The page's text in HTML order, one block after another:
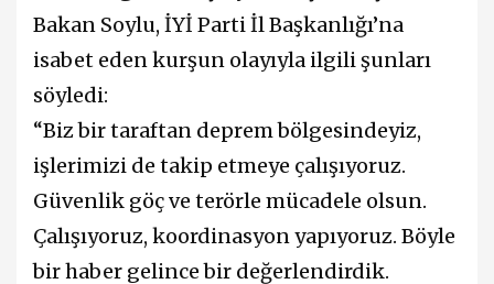
Bakan Soylu, İYİ Parti İl Başkanlığı’na
isabet eden kurşun olayıyla ilgili şunları
söyledi:
“Biz bir taraftan deprem bölgesindeyiz,
işlerimizi de takip etmeye çalışıyoruz.
Güvenlik göç ve terörle mücadele olsun.
Çalışıyoruz, koordinasyon yapıyoruz. Böyle
bir haber gelince bir değerlendirdik.